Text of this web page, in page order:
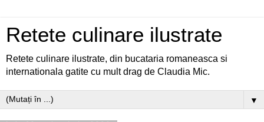
Retete culinare ilustrate
Retete culinare ilustrate, din bucataria romaneasca si
internationala gatite cu mult drag de Claudia Mic.
▼